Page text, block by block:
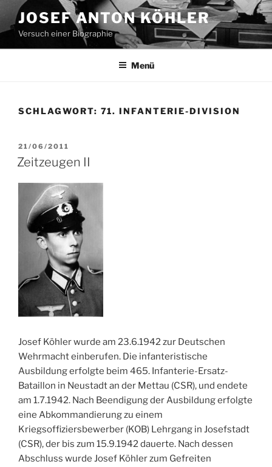
Inhalt
springen
JOSEF ANTON KÖHLER
Versuch einer Biographie
Menü
SCHLAGWORT: 71. INFANTERIE-DIVISION
VERÖFFENTLICHT
AM
21/06/2011
Zeitzeugen II
Josef Köhler wurde am 23.6.1942 zur Deutschen
Wehrmacht einberufen. Die infanteristische
Ausbildung erfolgte beim 465. Infanterie-Ersatz-
Bataillon in Neustadt an der Mettau (CSR), und endete
am 1.7.1942. Nach Beendigung der Ausbildung erfolgte
eine Abkommandierung zu einem
Kriegsoffiziersbewerber (KOB) Lehrgang in Josefstadt
(CSR), der bis zum 15.9.1942 dauerte. Nach dessen
Abschluss wurde Josef Köhler zum Gefreiten